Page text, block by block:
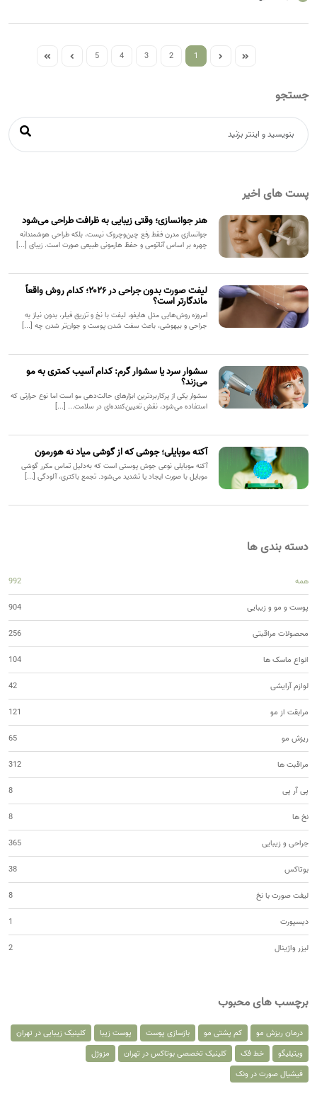
1
2
3
4
5
جستجو
پست های اخیر
هنر جوانسازی؛ وقتی زیبایی به ظرافت طراحی می‌شود
جوانسازی مدرن فقط رفع چین‌وچروک نیست، بلکه طراحی هوشمندانه
چهره بر اساس آناتومی و حفظ هارمونی طبیعی صورت است. زیبای [...]
لیفت صورت بدون جراحی در ۲۰۲۶؛ کدام روش واقعاً
ماندگارتر است؟
امروزه روش‌هایی مثل هایفو، لیفت با نخ و تزریق فیلر، بدون نیاز به
جراحی و بیهوشی، باعث سفت شدن پوست و جوان‌تر شدن چه [...]
سشوار سرد یا سشوار گرم: کدام آسیب کمتری به مو
می‌زند؟
سشوار یکی از پرکاربردترین ابزارهای حالت‌دهی مو است اما نوع حرارتی که
استفاده می‌شود، نقش تعیین‌کننده‌ای در سلامت... [...]
آکنه موبایلی؛ جوشی که از گوشی میاد نه هورمون
آکنه موبایلی نوعی جوش پوستی است که به‌دلیل تماس مکرر گوشی
موبایل با صورت ایجاد یا تشدید می‌شود. تجمع باکتری، آلودگی [...]
دسته بندی ها
همه 992
پوست و مو و زیبایی 904
محصولات مراقبتی 256
انواع ماسک ها 104
لوازم آرایشی 42
مرابقت از مو 121
ریزش مو 65
مراقبت ها 312
پی آر پی 8
نخ ها 8
جراحی و زیبایی 365
بوتاکس 38
لیفت صورت با نخ 8
دیسپورت 1
لیزر واژینال 2
برچسب های محبوب
درمان ریزش مو کم پشتی مو بازسازی پوست پوست زیبا
کلینیک زیبایی در تهران
ویتیلیگو
خط فک کلینیک تخصصی بوتاکس در تهران
مزوژل
فیشیال صورت در ونک